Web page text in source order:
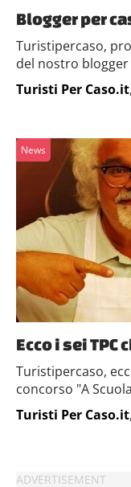
Blogger per
Turistipercaso,
del nostro blogger
Turisti Per Caso.it
News
Ecco i sei
Turistipercaso,
concorso "A
Turisti Per Caso.it